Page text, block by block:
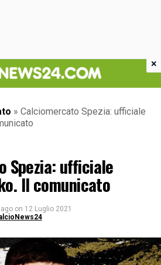
» Calciomercato Spezia: ufficiale
Spezia: ufficiale
Il comunicato
on 12 Luglio 2021
×